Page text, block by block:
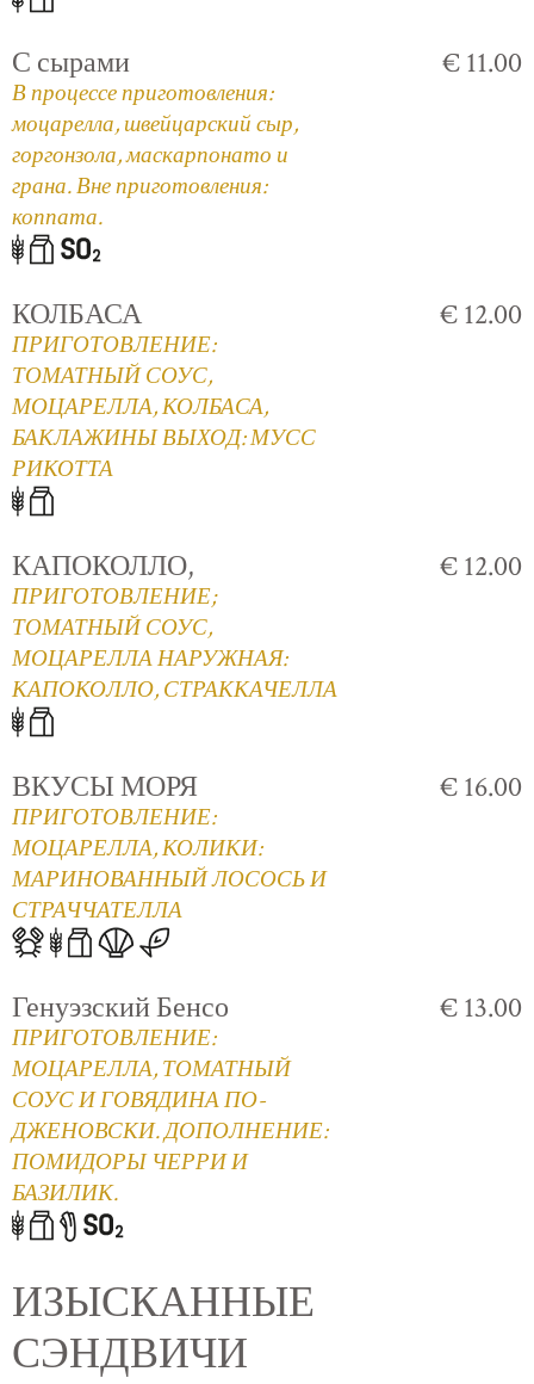
С сырами
В процессе приготовления:
моцарелла, швейцарский сыр,
горгонзола, маскарпонато и
грана. Вне приготовления:
коппата.
€ 11.00
КОЛБАСА
ПРИГОТОВЛЕНИЕ:
ТОМАТНЫЙ СОУС,
МОЦАРЕЛЛА, КОЛБАСА,
БАКЛАЖИНЫ ВЫХОД: МУСС
РИКОТТА
€ 12.00
КАПОКОЛЛО,
ПРИГОТОВЛЕНИЕ;
ТОМАТНЫЙ СОУС,
МОЦАРЕЛЛА НАРУЖНАЯ:
КАПОКОЛЛО, СТРАККАЧЕЛЛА
€ 12.00
ВКУСЫ МОРЯ
ПРИГОТОВЛЕНИЕ:
МОЦАРЕЛЛА, КОЛИКИ:
МАРИНОВАННЫЙ ЛОСОСЬ И
СТРАЧЧАТЕЛЛА
€ 16.00
Генуэзский Бенсо
ПРИГОТОВЛЕНИЕ:
МОЦАРЕЛЛА, ТОМАТНЫЙ
СОУС И ГОВЯДИНА ПО-
ДЖЕНОВСКИ. ДОПОЛНЕНИЕ:
ПОМИДОРЫ ЧЕРРИ И
БАЗИЛИК.
€ 13.00
ИЗЫСКАННЫЕ
СЭНДВИЧИ